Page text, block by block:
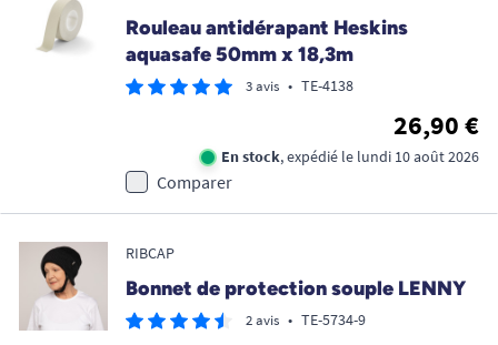
Rouleau antidérapant Heskins
aquasafe 50mm x 18,3m
3 avis • TE-4138
26,90 €
En stock, expédié le lundi 10 août 2026
Comparer
RIBCAP
Bonnet de protection souple LENNY
2 avis • TE-5734-9